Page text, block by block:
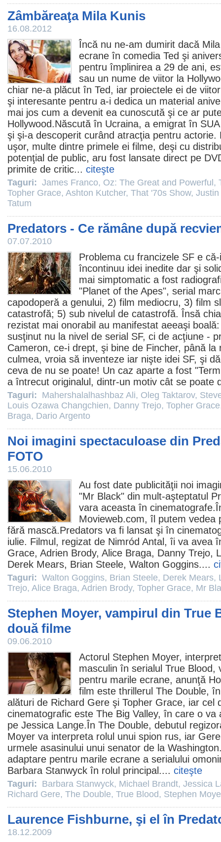
Zâmbăreaţa Mila Kunis
16.08.2012
Încă nu ne-am dumirit dacă
ecrane în comedia Ted şi
pentru împlinirea a 29 de ani,
sau un nume de viitor la
chiar ne-a plăcut în Ted, iar proiectele ei de
şi interesante pentru a-i dedica un material
mai jos cum a devenit ea cunoscută şi ce ar
Hollywood.Născută în Ucraina, a emigrat în
şi şi-a descoperit curând atracţia pentru
uşor, multe dintre primele ei filme, deşi cu
potenţial de public, aru fost lansate direct pe
primite de critic... citeşte
Taguri: James Franco, Oz: The Great and Powerful ,
Topher Grace, Ashton Kutcher, That '70s Show, Justin
Tatum
Predators - Ce rămâne după
07.07.2010
Problema cu francizele SF e
încontinuu idei inedite dar şi
mai simptomatic a fost
"Planet of the Apes", serial
capodoperă a genului, 2) film mediocru, 3) film
catastrofă; 5) sub nivelul de catastrofă. Însă
rezistat mai onorabil au manifestat aeeaşi
susţinut nu la nivel de serial SF, ci de acţiune -
Cameron, ce-i drept, şi bine de Fincher, până la
culmea, vroia să inventeze iar nişte idei SF, şi
ceva de nu se poate! Un caz aparte a fost "
a întrecut originalul, dintr-un motiv cât se poate
Taguri: Mahershalalhashbaz Ali, Oleg Taktarov,
Louis Ozawa Changchien, Danny Trejo, Topher Grace
Braga, Dario Argento
Noi imagini spectaculoase din
FOTO
15.06.2010
Au fost date publicităţii noi
"Mr Black" din mult-aşteptatul
vara aceasta în cinematografe
Movieweb.com, îl putem vedea
fără mască.Predators va fi lansat şi în
iulie. Filmul , regizat de Nimród Antal , îi va avea
Grace, Adrien Brody, Alice Braga, Danny Trejo,
Derek Mears, Brian Steele, Walton Goggins....
Taguri: Walton Goggins, Brian Steele, Derek Mears,
Trejo, Alice Braga, Adrien Brody, Topher Grace, Mr
Stephen Moyer, vampirul din True
două filme
09.06.2010
Actorul Stephen Moyer,
masculin în serialul True Blood,
pentru marile ecrane, anunţă
film este thrillerul The Double,
alături de Richard Gere şi Topher Grace, iar cel
cinematografic este The Big Valley, în care o va
pe Jessica Lange.În The Double, debutul
Moyer va interpreta rolul unui spion rus, iar
urmele asasinului unui senator de la
adaptare pentru marile ecrane a serialului
Barbara Stanwyck în rolul principal.... citeşte
Taguri: Barbara Stanwyck, Michael Brandt, Jessica
Richard Gere, The Double, True Blood, Stephen
Laurence Fishburne, şi el în
18.12.2009